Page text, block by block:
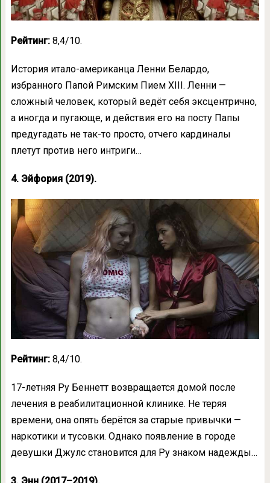
Рейтинг:8,4/10.
История итало-американца Ленни Белардо,
избранного Папой Римским Пием XIII. Ленни —
сложный человек, который ведёт себя эксцентрично,
а иногда и пугающе, и действия его на посту Папы
предугадать не так-то просто, отчего кардиналы
плетут против него интриги…
4. Эйфория (2019).
Рейтинг: 8,4/10.
17-летняя Ру Беннетт возвращается домой после
лечения в реабилитационной клинике. Не теряя
времени, она опять берётся за старые привычки —
наркотики и тусовки. Однако появление в городе
девушки Джулс становится для Ру знаком надежды…